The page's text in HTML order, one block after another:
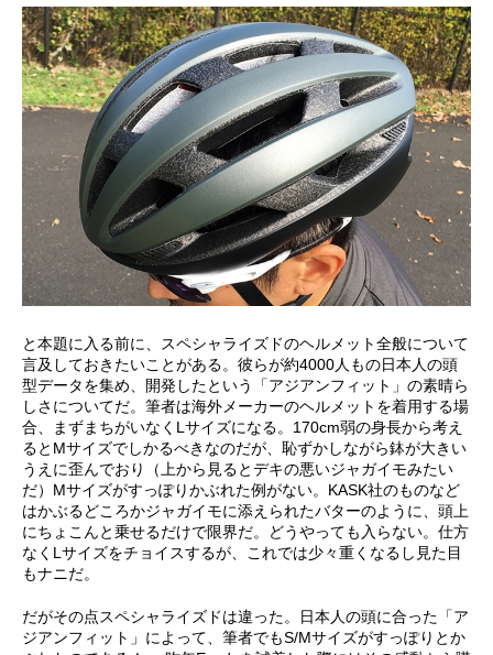
と本題に入る前に、スペシャライズドのヘルメット全般について
言及しておきたいことがある。彼らが約4000人もの日本人の頭
型データを集め、開発したという「アジアンフィット」の素晴ら
しさについてだ。筆者は海外メーカーのヘルメットを着用する場
合、まずまちがいなくLサイズになる。170cm弱の身長から考え
るとMサイズでしかるべきなのだが、恥ずかしながら鉢が大きい
うえに歪んでおり（上から見るとデキの悪いジャガイモみたい
だ）Mサイズがすっぽりかぶれた例がない。KASK社のものなど
はかぶるどころかジャガイモに添えられたバターのように、頭上
にちょこんと乗せるだけで限界だ。どうやっても入らない。仕方
なくLサイズをチョイスするが、これでは少々重くなるし見た目
もナニだ。
だがその点スペシャライズドは違った。日本人の頭に合った「ア
ジアンフィット」によって、筆者でもS/Mサイズがすっぽりとか